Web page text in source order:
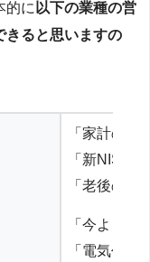
的に 以下の業種の営
きると思いますの
「家計の見
「新NISA
「老後の
「今より
「電気代を